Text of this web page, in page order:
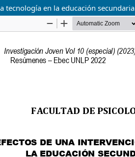
en la educación secundaria